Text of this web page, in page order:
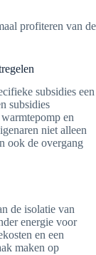
profiteren van de
subsidies een
subsidies
en
niet alleen
ook de overgang
de isolatie van
energie voor
en een
maken op